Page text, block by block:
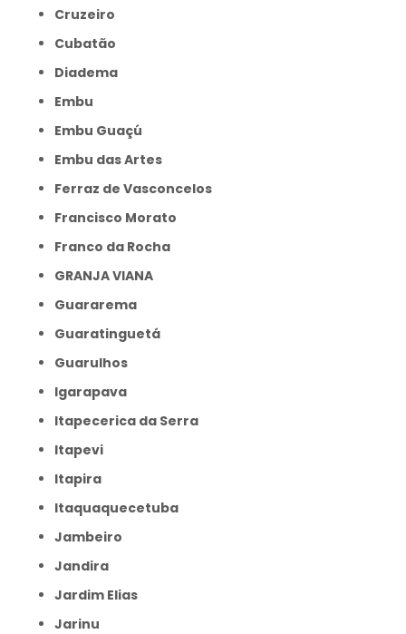
Cruzeiro
Cubatão
Diadema
Embu
Embu Guaçú
Embu das Artes
Ferraz de Vasconcelos
Francisco Morato
Franco da Rocha
GRANJA VIANA
Guararema
Guaratinguetá
Guarulhos
Igarapava
Itapecerica da Serra
Itapevi
Itapira
Itaquaquecetuba
Jambeiro
Jandira
Jardim Elias
Jarinu